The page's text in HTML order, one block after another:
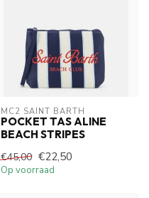
MC2 SAINT BARTH
POCKET TAS ALINE
BEACH STRIPES
€45,00 €22,50
Op voorraad